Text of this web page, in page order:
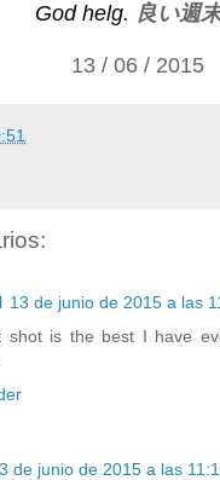
God helg. 良い週
13 / 06 / 2015
13 de junio de 2015 a las
shot is the best I have
de junio de 2015 a las